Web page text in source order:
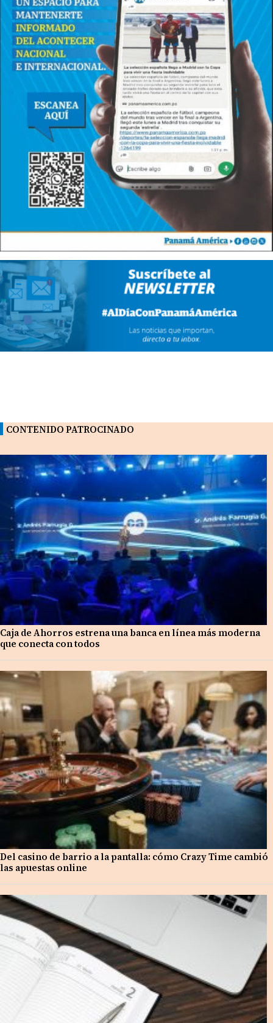
CONTENIDO PATROCINADO
Caja de Ahorros estrena una banca en línea más moderna
que conecta con todos
Del casino de barrio a la pantalla: cómo Crazy Time cambió
las apuestas online